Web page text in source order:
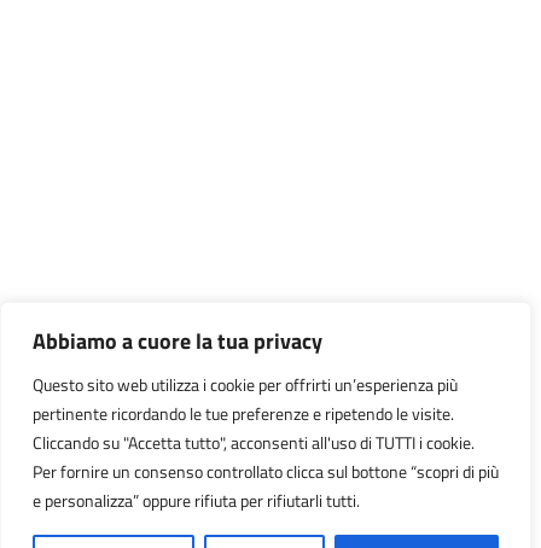
Abbiamo a cuore la tua privacy
Questo sito web utilizza i cookie per offrirti un’esperienza più
pertinente ricordando le tue preferenze e ripetendo le visite.
Cliccando su "Accetta tutto", acconsenti all'uso di TUTTI i cookie.
Per fornire un consenso controllato clicca sul bottone “scopri di più
e personalizza” oppure rifiuta per rifiutarli tutti.